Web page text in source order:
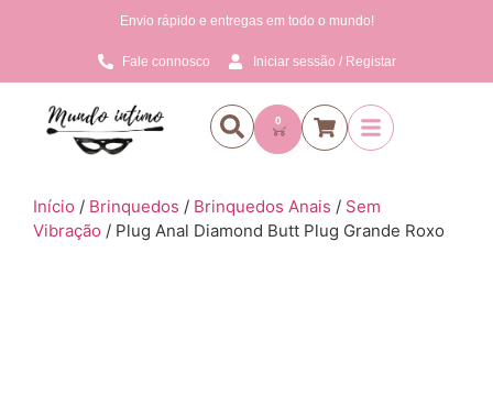
Envio rápido e entregas em todo o mundo!
Fale connosco Iniciar sessão / Registar
0
Início / Brinquedos / Brinquedos Anais / Sem
Vibração / Plug Anal Diamond Butt Plug Grande Roxo